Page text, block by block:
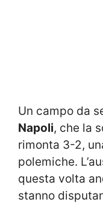
Un campo da
Napoli, che la
rimonta 3-2,
polemiche.
questa volta
stanno